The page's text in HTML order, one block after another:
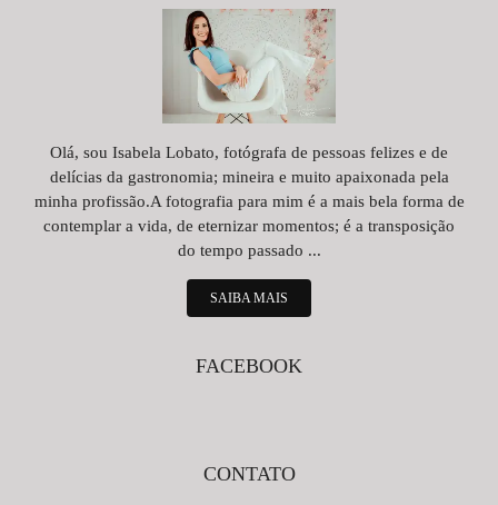
Olá, sou Isabela Lobato, fotógrafa de pessoas felizes e de
delícias da gastronomia; mineira e muito apaixonada pela
minha profissão.A fotografia para mim é a mais bela forma de
contemplar a vida, de eternizar momentos; é a transposição
do tempo passado ...
SAIBA MAIS
FACEBOOK
CONTATO